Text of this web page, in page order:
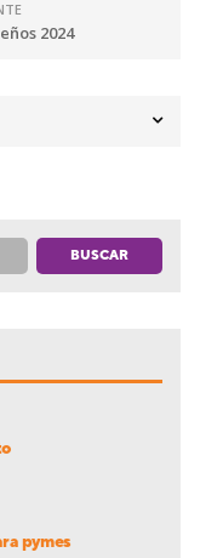
2024
pymes